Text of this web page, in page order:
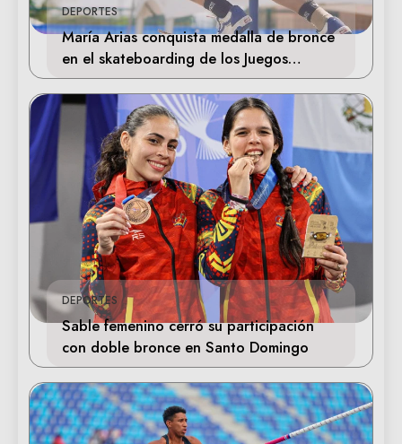
DEPORTES
María Arias conquista medalla de bronce
en el skateboarding de los Juegos
Centroamericanos
DEPORTES
Sable femenino cerró su participación
con doble bronce en Santo Domingo